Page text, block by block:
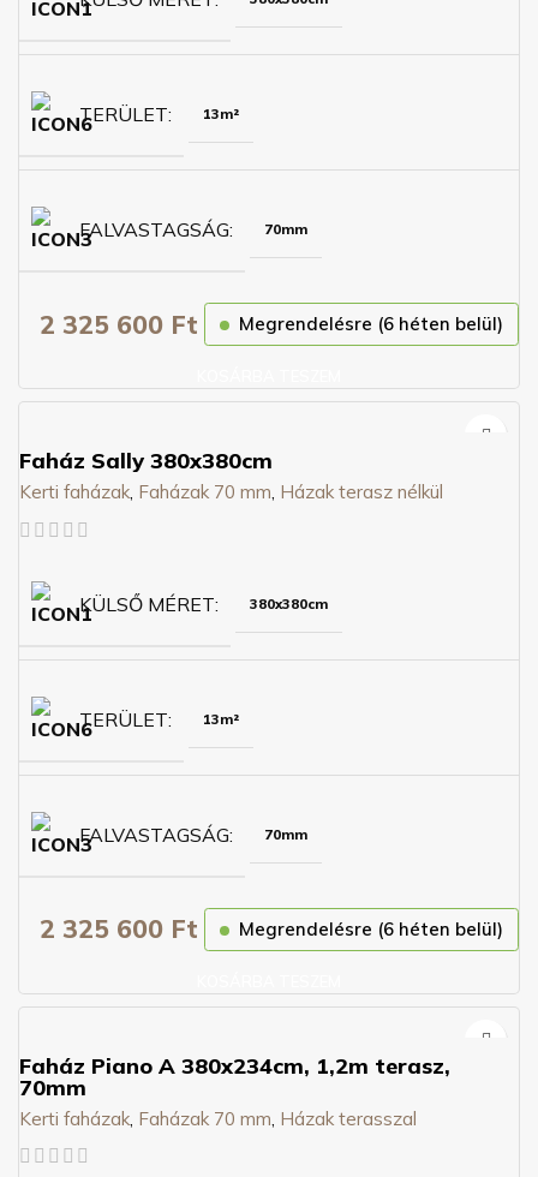
TERÜLET 13m²
FALVASTAGSÁG 70mm
2 325 600 Ft Megrendelésre (6 héten belül)
Faház Sally 380x380cm
Kerti faházak, Faházak 70 mm, Házak terasz nélkül
KÜLSŐ MÉRET 380x380cm
TERÜLET 13m²
FALVASTAGSÁG 70mm
2 325 600 Ft Megrendelésre (6 héten belül)
Faház Piano A 380x234cm, 1,2m terasz,
70mm
Kerti faházak Faházak 70 mm Házak terasszal